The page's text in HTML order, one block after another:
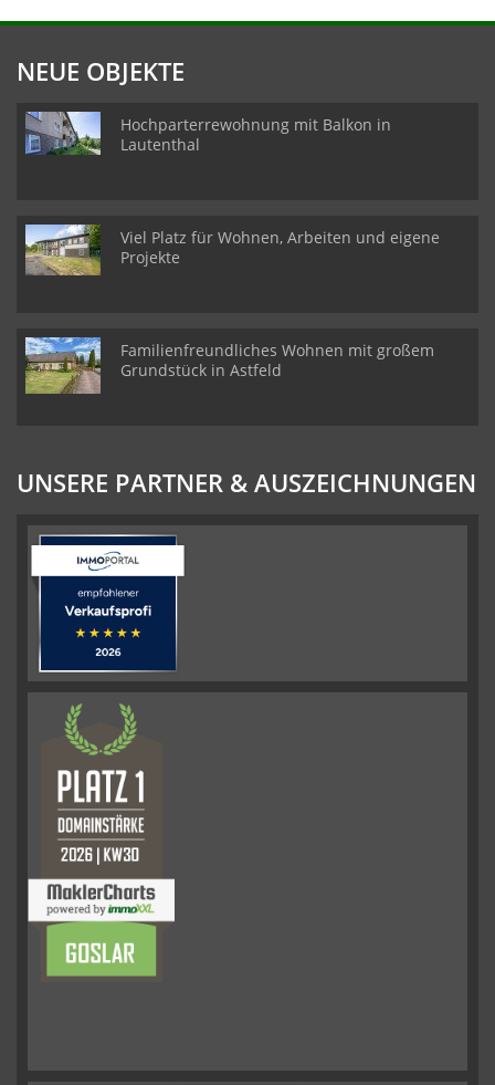
NEUE OBJEKTE
Hochparterrewohnung mit Balkon in
Lautenthal
Viel Platz für Wohnen, Arbeiten und eigene
Projekte
Familienfreundliches Wohnen mit großem
Grundstück in Astfeld
UNSERE PARTNER & AUSZEICHNUNGEN